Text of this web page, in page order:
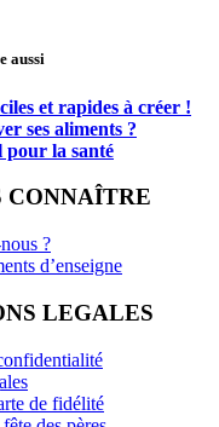
aussi
et rapides à créer !
ses aliments ?
pour la santé
CONNAÎTRE
?
d’enseigne
LEGALES
de fidélité